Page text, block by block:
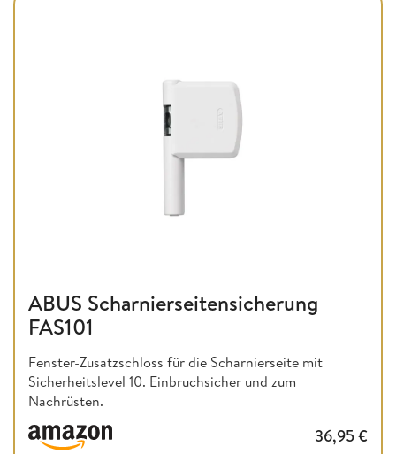
ABUS Scharnierseitensicherung
FAS101
Fenster-Zusatzschloss für die Scharnierseite mit
Sicherheitslevel 10. Einbruchsicher und zum
Nachrüsten.
36,95€